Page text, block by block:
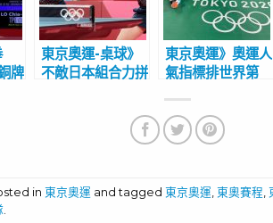
牌
東京奧運-桌球》
不敵日本組合力拼
東京奧運》奧運人
氣指標排世界第
人心時刻」
in東京奧運 and tagged東京奧運,東奧賽程,
.